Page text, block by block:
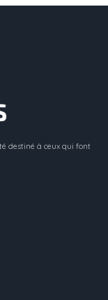
destiné à ceux qui font